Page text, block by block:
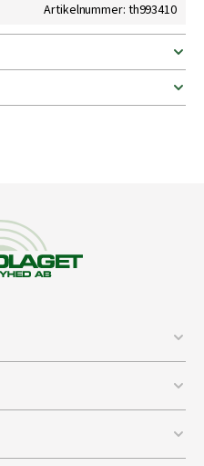
Artikelnummer: th993410